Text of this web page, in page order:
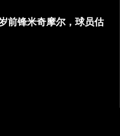
前锋米奇摩尔，球员估